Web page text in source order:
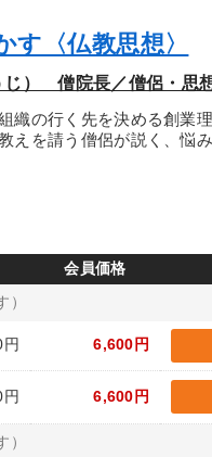
〈仏教思想〉
じ） 僧院長／僧侶・思
織の行く先を決める創業
えを請う僧侶が説く、悩
会員価格
）
6,600円
6,600円
）